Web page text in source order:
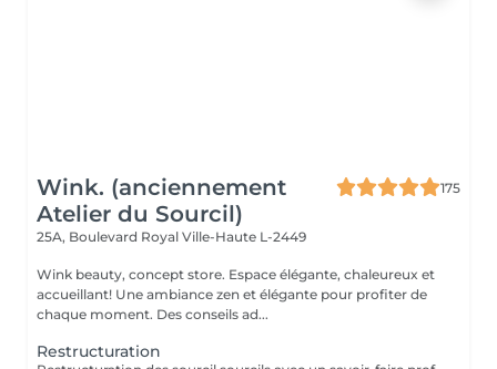
Wink. (anciennement
Atelier du Sourcil)
175
25A, Boulevard Royal Ville-Haute L-2449
Wink beauty, concept store. Espace élégante, chaleureux et
accueillant! Une ambiance zen et élégante pour profiter de
chaque moment. Des conseils ad...
Restructuration